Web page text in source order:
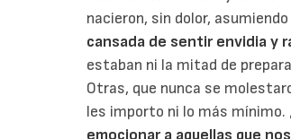
nacieron, sin dolor,
cansada de sentir envidia y
estaban ni la mitad de
Otras, que nunca se
les importo ni lo más mínimo.
emocionar a aquellas que